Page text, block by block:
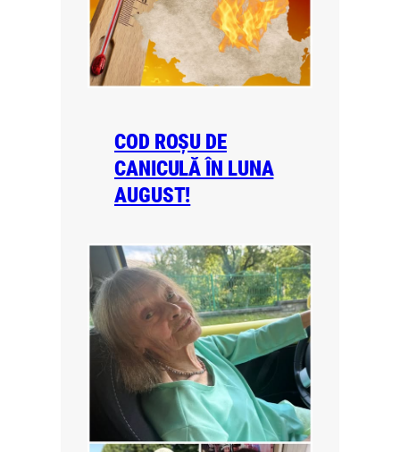
COD ROȘU DE
CANICULĂ ÎN LUNA
AUGUST!